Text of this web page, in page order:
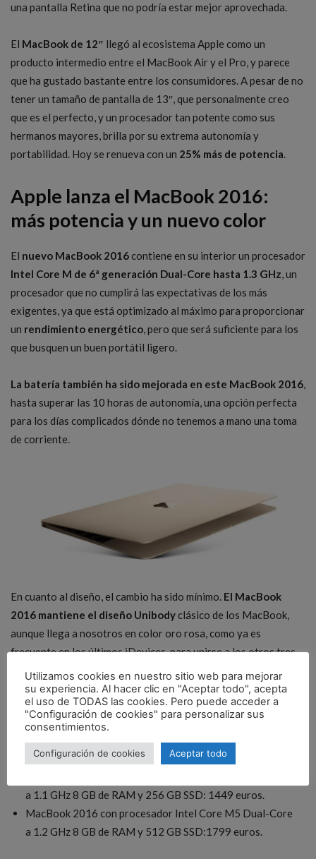
una pantalla Retina que no podría estar mejor aprovechada.
El MacBook de 12″ llegó al ecosistema Apple como un
producto intermedio entre el MacBook Air y el Pro, y parece
que ha gustado bastante entre los consumidores. A pesar de no
tener un tamaño de pantalla de 13″, que personalmente creo
que es el perfecto, y un procesador tan potente como sus
hermanos mayores, brilla por su extrema autonomía y
portabilidad. Hoy se renueva con un 25% más de potencia.
Apple lanza el MacBook 2016:
más potencia y un nuevo color
El nuevo MacBook 2016 contiene en su interior un procesador
Intel Core M de 6ª generación Dual-Core hasta 1.3 GHz, un
procesador que no cumplirá las expectativas de los más
exigentes, ya que está optimizado al máximo para proporcionar
un rendimiento energético, pero que será suficiente para los
que busquen un buen portátil ligero.
La batería también ha sido mejorada en este MacBook 2016,
hasta superar las 10 horas de autonomía, una opción perfecta
para los días complicados dónde no tenemos a mano una toma
de corriente.
En cuanto al diseño, el cambio ha sido mínimo. El MacBook
2016 mantiene el diseño Unibody clásico de los MacBook,
aunque llega a nosotros en color oro rosa, como ya es
frecuente en los últimos iDevices, para unirse a los otros tres
ya existentes: oro, gris espacial y plateado.
Precio y disponibilidad del MacBook 2016
Su precio, según la versión, es el siguiente:
a 1.1 GHz 8 GB de RAM y 256 GB SSD: 1449 euros.
MacBook 2016 con procesador Intel Core M5 Dual-Core
a 1.2 GHz 8 GB de RAM y 512 GB SSD:1799 euros.
Utilizamos cookies en nuestro sitio web para mejorar
su experiencia. Al hacer clic en "Aceptar todo", acepta
el uso de TODAS las cookies. Pero puede acceder a
"Configuración de cookies" para personalizar sus
consentimientos.
Configuración de cookies Aceptar todo